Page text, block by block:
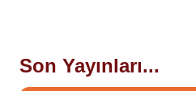
Son Yayınları...